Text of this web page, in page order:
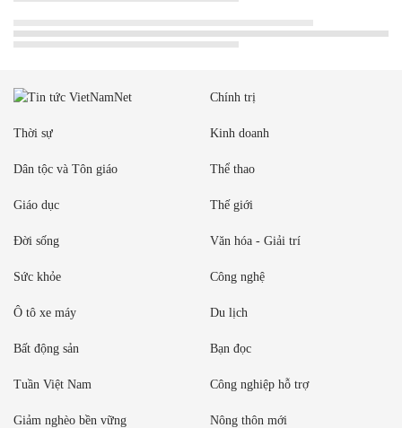
Chính trị
Thời sự Kinh doanh
Dân tộc và Tôn giáo Thể thao
Giáo dục Thế giới
Đời sống Văn hóa - Giải trí
Sức khỏe Công nghệ
Ô tô xe máy Du lịch
Bất động sản Bạn đọc
Tuần Việt Nam Công nghiệp hỗ trợ
Giảm nghèo bền vững Nông thôn mới